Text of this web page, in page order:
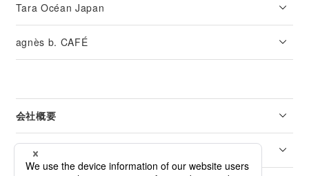
Tara Océan Japan
agnès b. CAFÉ
会社概要
リーガル